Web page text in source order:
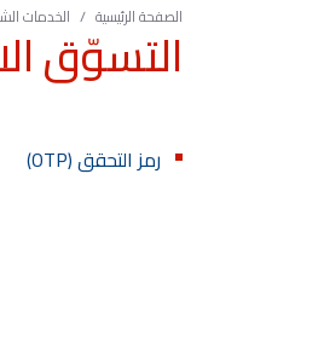
الصفحة الرئيسية الخدماتالتسوّق
رمز التحقق (OTP)